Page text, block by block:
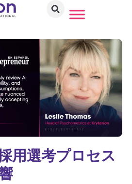
用選考プロセス